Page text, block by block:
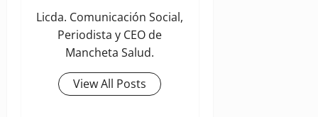
Licda. Comunicación Social,
Periodista y CEO de
Mancheta Salud.
View All Posts